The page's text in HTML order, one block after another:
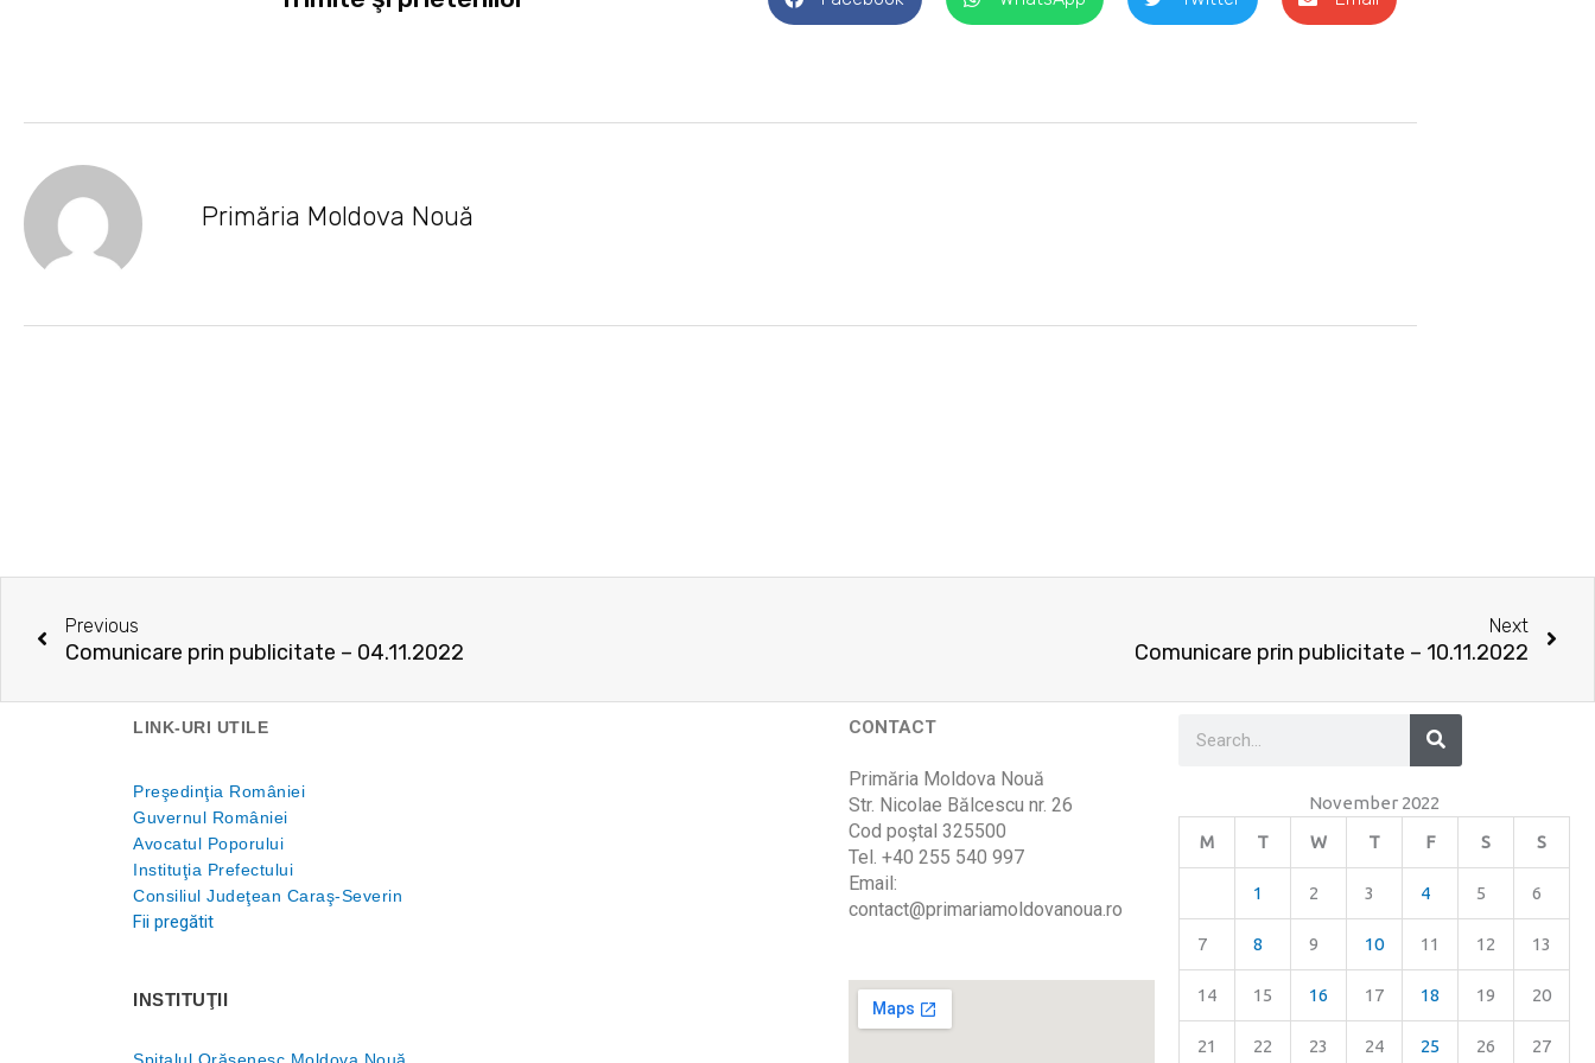
Primăria Moldova Nouă
Previous
Comunicare prin publicitate – 04.11.2022
Next
Comunicare prin publicitate – 10.11.2022
LINK-URI UTILE
Preşedinţia României
Guvernul României
Avocatul Poporului
Instituţia Prefectului
Consiliul Judeţean Caraş-Severin
Fii pregătit
INSTITUŢII
CONTACT
Primăria Moldova Nouă
Str. Nicolae Bălcescu nr. 26
Cod poştal 325500
Tel. +40 255 540 997
Email:
contact@primariamoldovanoua.ro
Search
November 2022
M
T W T F S S
1 2 3 4 5 6
7 8 9 10 11 12 13
14 15 16 17 18 19 20
21 22 23 24 25 26 27